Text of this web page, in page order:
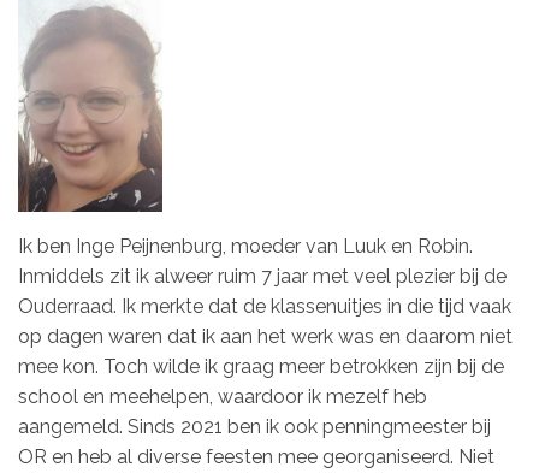
Ik ben Inge Peijnenburg, moeder van Luuk en Robin.
Inmiddels zit ik alweer ruim 7 jaar met veel plezier bij de
Ouderraad. Ik merkte dat de klassenuitjes in die tijd vaak
op dagen waren dat ik aan het werk was en daarom niet
mee kon. Toch wilde ik graag meer betrokken zijn bij de
school en meehelpen, waardoor ik mezelf heb
aangemeld. Sinds 2021 ben ik ook penningmeester bij
OR en heb al diverse feesten mee georganiseerd. Niet